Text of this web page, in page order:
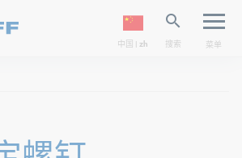
中国 | zh 搜索 菜单